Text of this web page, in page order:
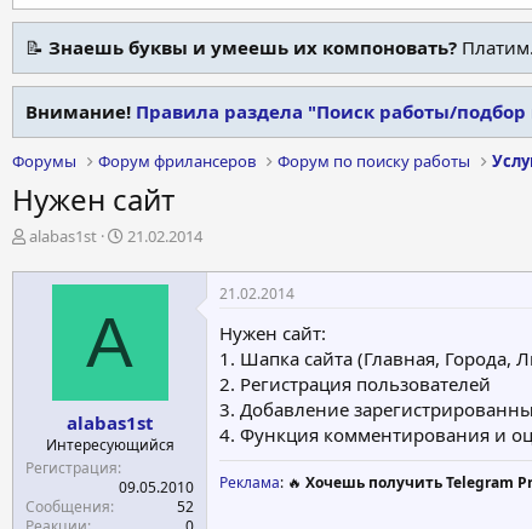
📝 Знаешь буквы и умеешь их компоновать?
Внимание! Правила раздела "Поиск работы/
Форумы Форум фрилансеров Форум по поиску работы
Нужен сайт
А
т
alabas1st
Д
т
ч
а
21.02.2014
A
alabas1st
Интересующийся
Регистрация
09.05.2010
Сообщения
52
21.02.2014
Нужен сайт:
1. Шапка сайта (Главная, Города,
2. Регистрация пользователей
3. Добавление
4. Функция комментирования и
Реклама: 🔥 Хочешь получить Telegram